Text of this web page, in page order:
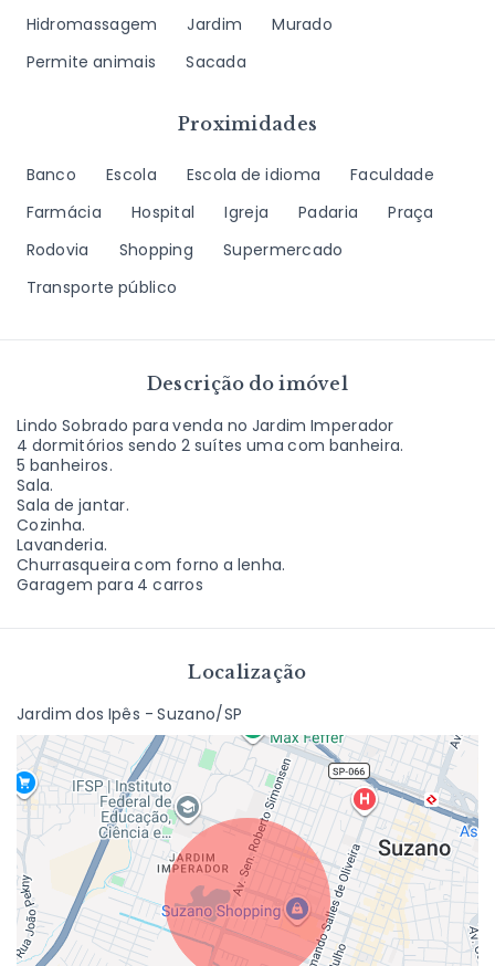
Hidromassagem
Jardim
Murado
Permite animais
Sacada
Proximidades
Banco Escola Escola de idioma
Faculdade
Farmácia
Hospital Igreja Padaria
Praça
Rodovia
Shopping
Supermercado
Transporte público
Descrição do imóvel
Lindo Sobrado para venda no Jardim Imperador
4 dormitórios sendo 2 suítes uma com banheira.
5 banheiros.
Sala.
Sala de jantar.
Cozinha.
Lavanderia.
Churrasqueira com forno a lenha.
Garagem para 4 carros
Localização
Jardim dos Ipês - Suzano/SP